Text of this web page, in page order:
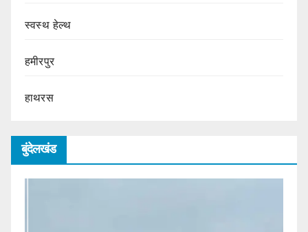
स्वस्थ हेल्थ
हमीरपुर
हाथरस
बुंदेलखंड